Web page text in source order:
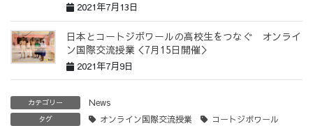
2021年7月13日
日本とコートジボワールの高校生をつなぐ オンライ
ン国際交流授業＜7月15日開催＞
2021年7月9日
カテゴリー News
タグ オンライン国際交流授業
コートジボワール